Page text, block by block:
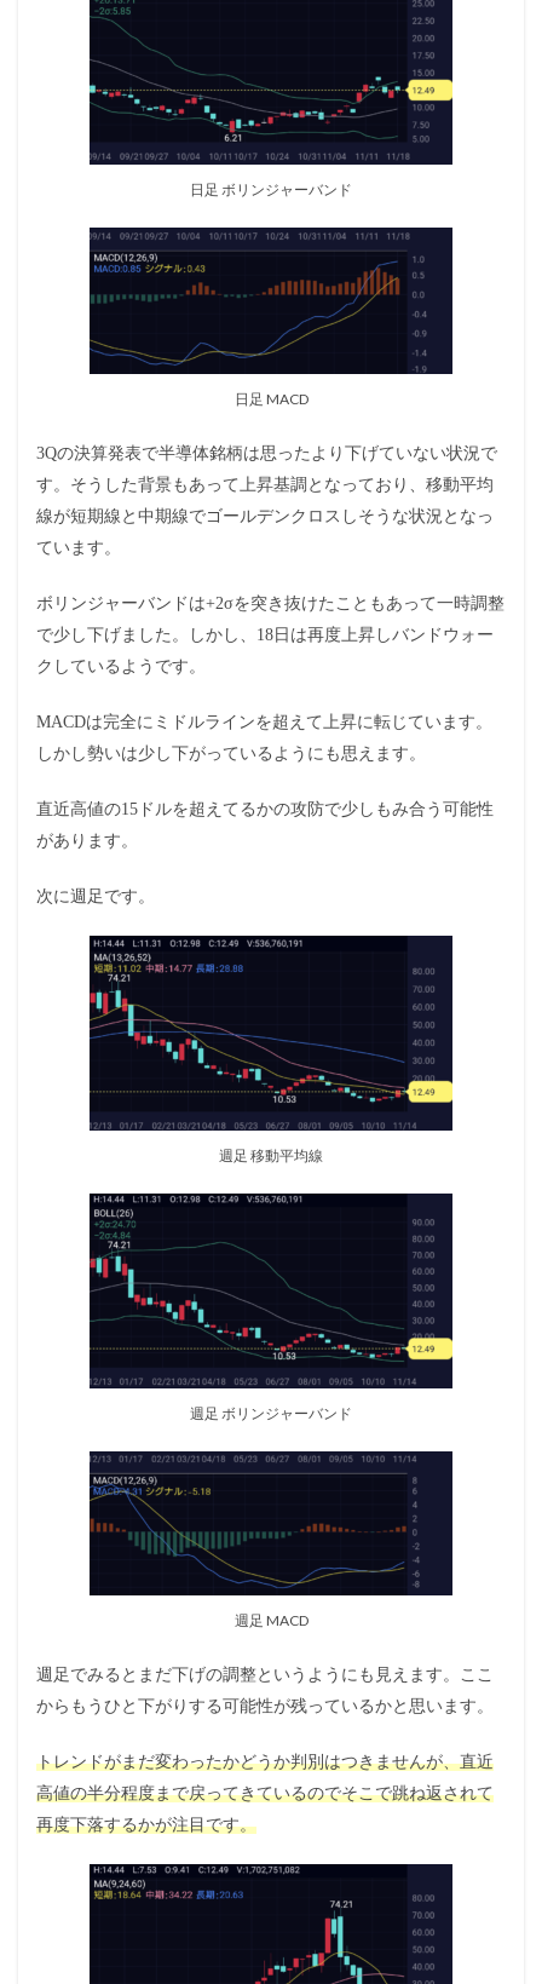
日足 ボリンジャーバンド
日足 MACD
3Qの決算発表で半導体銘柄は思ったより下げていない状況で
す。そうした背景もあって上昇基調となっており、移動平均
線が短期線と中期線でゴールデンクロスしそうな状況となっ
ています。
ボリンジャーバンドは+2σを突き抜けたこともあって一時調整
で少し下げました。しかし、18日は再度上昇しバンドウォー
クしているようです。
MACDは完全にミドルラインを超えて上昇に転じています。
しかし勢いは少し下がっているようにも思えます。
直近高値の15ドルを超えてるかの攻防で少しもみ合う可能性
があります。
次に週足です。
週足 移動平均線
週足 ボリンジャーバンド
週足 MACD
週足でみるとまだ下げの調整というようにも見えます。ここ
からもうひと下がりする可能性が残っているかと思います。
トレンドがまだ変わったかどうか判別はつきませんが、直近
高値の半分程度まで戻ってきているのでそこで跳ね返されて
再度下落するかが注目です。